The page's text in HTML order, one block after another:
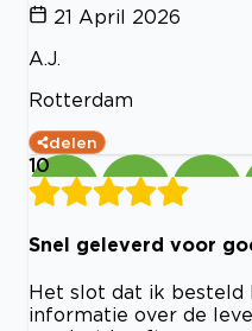
21 April 2026
A.J.
Rotterdam
delen
10
Snel geleverd voor
Het slot dat ik besteld
informatie over de